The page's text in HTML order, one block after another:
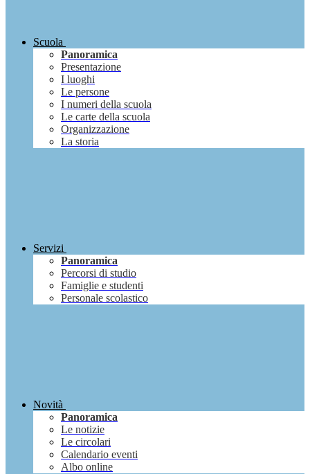
Scuola
Panoramica
Presentazione
I luoghi
Le persone
I numeri della scuola
Le carte della scuola
Organizzazione
La storia
Servizi
Panoramica
Percorsi di studio
Famiglie e studenti
Personale scolastico
Novità
Panoramica
Le notizie
Le circolari
Calendario eventi
Albo online